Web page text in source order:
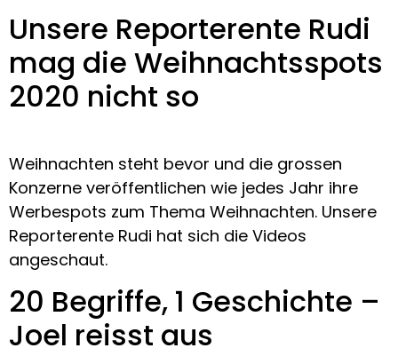
Unsere Reporterente Rudi
mag die Weihnachtsspots
2020 nicht so
Weihnachten steht bevor und die grossen
Konzerne veröffentlichen wie jedes Jahr ihre
Werbespots zum Thema Weihnachten. Unsere
Reporterente Rudi hat sich die Videos
angeschaut.
20 Begriffe, 1 Geschichte –
Joel reisst aus